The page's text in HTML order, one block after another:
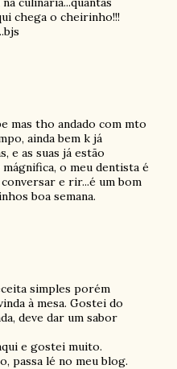
chega o cheirinho!!!
mas tho andado com mto
ainda bem k já
e as suas já estão
o meu dentista é
e rir...é um bom
boa semana.
simples porém
à mesa. Gostei do
deve dar um sabor
e gostei muito.
passa lé no meu blog.